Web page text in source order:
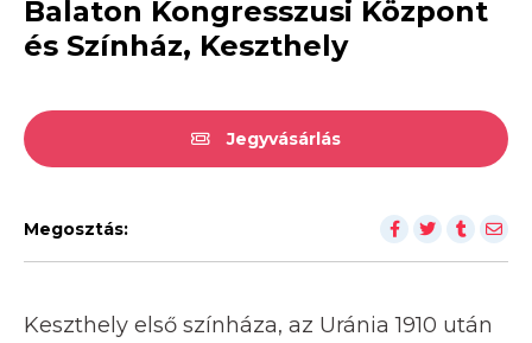
Balaton Kongresszusi Központ
és Színház, Keszthely
Jegyvásárlás
Megosztás:
Keszthely első színháza, az Uránia 1910 után